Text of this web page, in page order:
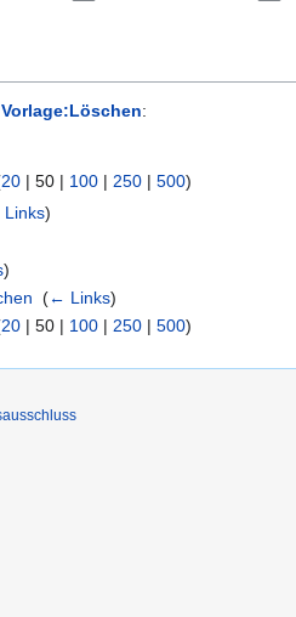
Vorlage:Löschen:
20 | 50 | 100 | 250 | 500)
)
)
‎(← Links)
20 | 50 | 100 | 250 | 500)